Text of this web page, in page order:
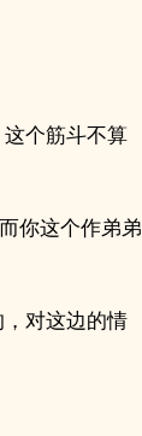
个筋斗不算
你这个作弟弟
对这边的情